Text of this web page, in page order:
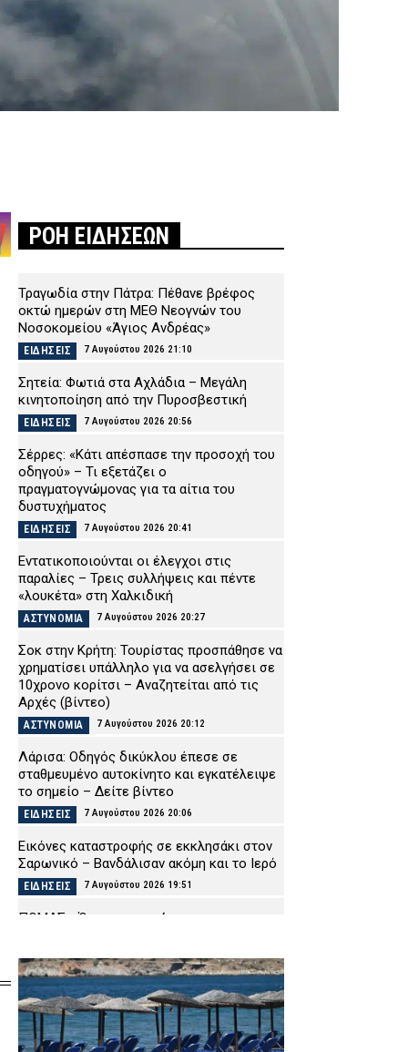
ΡΟΗ ΕΙΔΗΣΕΩΝ
Τραγωδία στην Πάτρα: Πέθανε βρέφος
οκτώ ημερών στη ΜΕΘ Νεογνών του
Νοσοκομείου «Άγιος Ανδρέας»
ΕΙΔΗΣΕΙΣ 7 Αυγούστου 2026 21:10
Σητεία: Φωτιά στα Αχλάδια – Μεγάλη
κινητοποίηση από την Πυροσβεστική
ΕΙΔΗΣΕΙΣ 7 Αυγούστου 2026 20:56
Σέρρες: «Κάτι απέσπασε την προσοχή του
οδηγού» – Τι εξετάζει ο
πραγματογνώμονας για τα αίτια του
δυστυχήματος
ΕΙΔΗΣΕΙΣ 7 Αυγούστου 2026 20:41
Εντατικοποιούνται οι έλεγχοι στις
παραλίες – Τρεις συλλήψεις και πέντε
«λουκέτα» στη Χαλκιδική
ΑΣΤΥΝΟΜΙΑ 7 Αυγούστου 2026 20:27
Σοκ στην Κρήτη: Τουρίστας προσπάθησε να
χρηματίσει υπάλληλο για να ασελγήσει σε
10χρονο κορίτσι – Αναζητείται από τις
Αρχές (βίντεο)
ΑΣΤΥΝΟΜΙΑ 7 Αυγούστου 2026 20:12
Λάρισα: Οδηγός δικύκλου έπεσε σε
σταθμευμένο αυτοκίνητο και εγκατέλειψε
το σημείο – Δείτε βίντεο
ΕΙΔΗΣΕΙΣ 7 Αυγούστου 2026 20:06
Εικόνες καταστροφής σε εκκλησάκι στον
Σαρωνικό – Βανδάλισαν ακόμη και το Ιερό
ΕΙΔΗΣΕΙΣ 7 Αυγούστου 2026 19:51
ΠΟΜΑΣ: «Όχι στη συγχώνευση των
ΣΩΜΑΤΑ ΑΣΦΑΛΕΙΑΣ 7 Αυγούστου 2026 19:39
Μαρούσι: Συνελήφθη 35χρονος σε
προαύλιο σχολείου για διακίνηση
ναρκωτικών (εικόνα)